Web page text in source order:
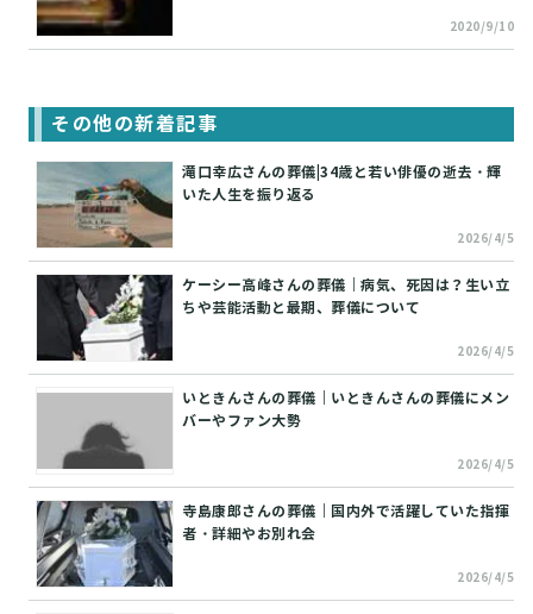
2020/9/10
その他の新着記事
滝口幸広さんの葬儀|34歳と若い俳優の逝去・輝
いた人生を振り返る
2026/4/5
ケーシー高峰さんの葬儀｜病気、死因は？生い立
ちや芸能活動と最期、葬儀について
2026/4/5
いときんさんの葬儀｜いときんさんの葬儀にメン
バーやファン大勢
2026/4/5
寺島康郎さんの葬儀｜国内外で活躍していた指揮
者・詳細やお別れ会
2026/4/5